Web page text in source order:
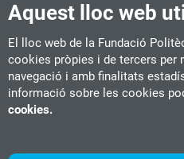
Aquest lloc web
El lloc web de la Fundació
cookies pròpies i de tercers per
navegació i amb finalitats
informació sobre les cookies
cookies.
Python per a
Diploma d'expertesa 9 ECTS
#Programació
#Cloud #nuevos
Data d'inici: